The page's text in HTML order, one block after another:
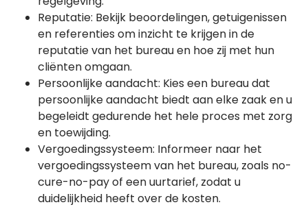
Reputatie: Bekijk beoordelingen, getuigenissen
en referenties om inzicht te krijgen in de
reputatie van het bureau en hoe zij met hun
cliënten omgaan.
Persoonlijke aandacht: Kies een bureau dat
persoonlijke aandacht biedt aan elke zaak en u
begeleidt gedurende het hele proces met zorg
en toewijding.
Vergoedingssysteem: Informeer naar het
vergoedingssysteem van het bureau, zoals no-
cure-no-pay of een uurtarief, zodat u
duidelijkheid heeft over de kosten.